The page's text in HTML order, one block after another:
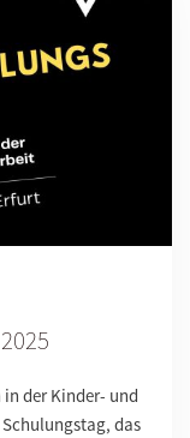
der Kinder- und
das